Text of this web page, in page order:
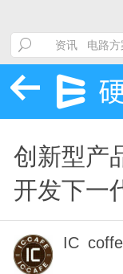
创新型产
开发下一